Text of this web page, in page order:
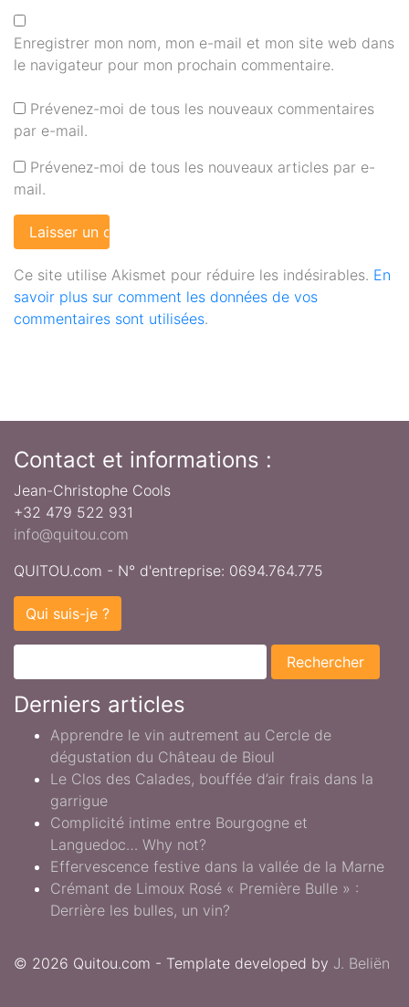
Enregistrer mon nom, mon e-mail et mon site web dans
le navigateur pour mon prochain commentaire.
Prévenez-moi de tous les nouveaux commentaires
par e-mail.
Prévenez-moi de tous les nouveaux articles par e-
mail.
Ce site utilise Akismet pour réduire les indésirables. En
savoir plus sur comment les données de vos
commentaires sont utilisées.
Contact et informations :
Jean-Christophe Cools
+32 479 522 931
info@quitou.com
QUITOU.com - N° d'entreprise: 0694.764.775
Qui suis-je ?
Derniers articles
Apprendre le vin autrement au Cercle de
dégustation du Château de Bioul
Le Clos des Calades, bouffée d’air frais dans la
garrigue
Complicité intime entre Bourgogne et
Languedoc… Why not?
Effervescence festive dans la vallée de la Marne
Crémant de Limoux Rosé « Première Bulle » :
Derrière les bulles, un vin?
© 2026 Quitou.com - Template developed by J. Beliën